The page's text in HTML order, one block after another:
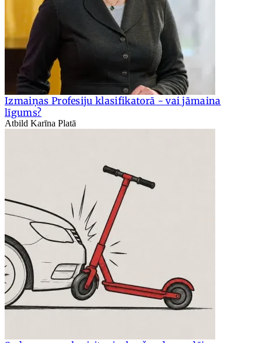
Izmaiņas Profesiju klasifikatorā - vai jāmaina
līgums?
Atbild Karīna Platā